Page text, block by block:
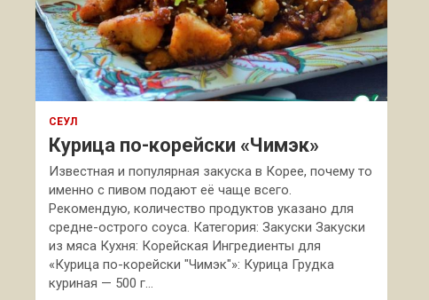
СЕУЛ
Курица по-корейски «Чимэк»
Известная и популярная закуска в Корее, почему то
именно с пивом подают её чаще всего.
Рекомендую, количество продуктов указано для
средне-острого соуса. Категория: Закуски Закуски
из мяса Кухня: Корейская Ингредиенты для
«Курица по-корейски "Чимэк"»: Курица Грудка
куриная — 500 г…